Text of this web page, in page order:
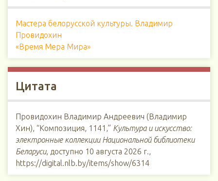
Мастера белорусской культуры. Владимир
Провидохин
«Время Мера Мира»
Цитата
Провидохин Владимир Андреевич (Владимир
Хин), “Композиция, 1141,” Культура и искусство:
электронные коллекции Национальной библиотеки
Беларуси, доступно 10 августа 2026 г.,
https://digital.nlb.by/items/show/6314